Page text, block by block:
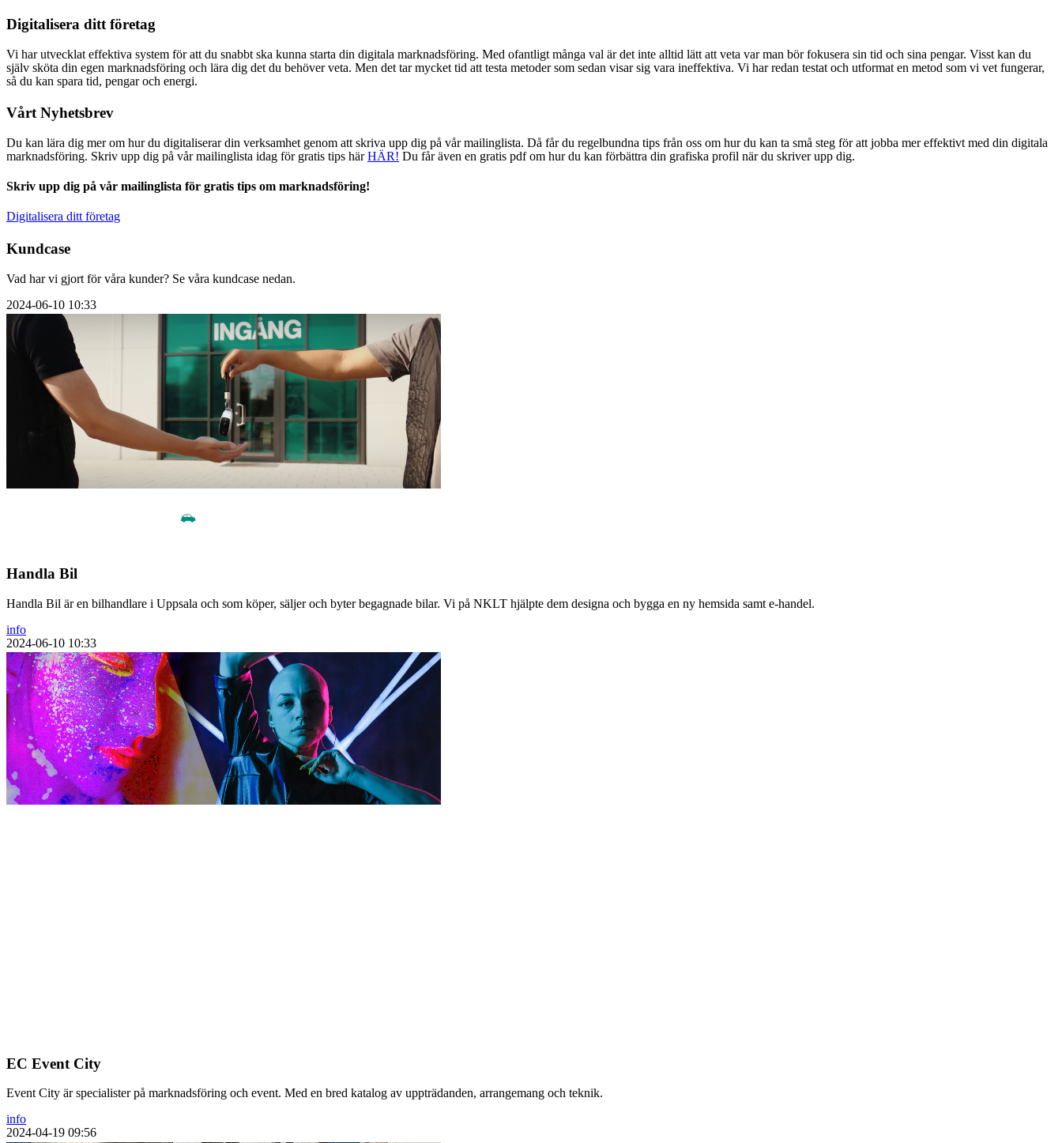
Digitalisera ditt företag
Vi har utvecklat effektiva system för att du snabbt ska kunna starta din digitala marknadsföring. Med ofantligt många val är det inte alltid lätt att veta var man bör fokusera sin tid och sina pengar. Visst kan du
själv sköta din egen marknadsföring och lära dig det du behöver veta. Men det tar mycket tid att testa metoder som sedan visar sig vara ineffektiva. Vi har redan testat och utformat en metod som vi vet fungerar,
så du kan spara tid, pengar och energi.
Vårt Nyhetsbrev
Du kan lära dig mer om hur du digitaliserar din verksamhet genom att skriva upp dig på vår mailinglista. Då får du regelbundna tips från oss om hur du kan ta små steg för att jobba mer effektivt med din digitala
marknadsföring. Skriv upp dig på vår mailinglista idag för gratis tips härHÄR! Du får även en gratis pdf om hur du kan förbättra din grafiska profil när du skriver upp dig.
Skriv upp dig på vår mailinglista för gratis tips om marknadsföring!
Digitalisera ditt företag
Kundcase
Vad har vi gjort för våra kunder? Se våra kundcase nedan.
2024-06-10 10:33
Handla Bil
Handla Bil är en bilhandlare i Uppsala och som köper, säljer och byter begagnade bilar. Vi på NKLT hjälpte dem designa och bygga en ny hemsida samt e-handel.
info
2024-06-10 10:33
EC Event City
Event City är specialister på marknadsföring och event. Med en bred katalog av uppträdanden, arrangemang och teknik.
info
2024-04-19 09:56